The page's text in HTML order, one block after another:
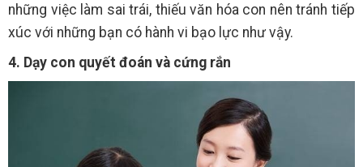
những việc làm sai trái, thiếu văn hóa con nên tránh tiếp
xúc với những bạn có hành vi bạo lực như vậy.
4. Dạy con quyết đoán và cứng rắn